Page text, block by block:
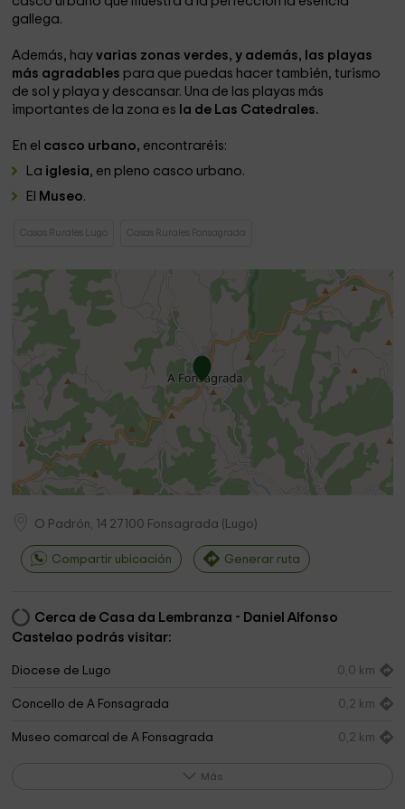
gallega.
Además, hay varias zonas verdes, y además, las playas
más agradables para que puedas hacer también, turismo
de sol y playa y descansar. Una de las playas más
importantes de la zona es la de Las Catedrales.
En el casco urbano, encontraréis:
La iglesia, en pleno casco urbano.
El
Museo.
Casas Rurales Lugo Casas Rurales Fonsagrada
O Padrón, 14 27100 Fonsagrada ( Lugo)
Compartir ubicación Generar ruta
Cerca de Casa da Lembranza - Daniel Alfonso
Castelao podrás visitar:
Diocese de Lugo 0,0 km
Concello de A Fonsagrada 0,2 km
Museo comarcal de A Fonsagrada 0,2 km
Capilla De Santa Bárbara. Cno De Santiago
Más